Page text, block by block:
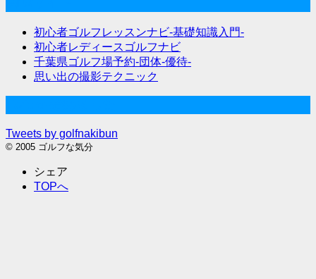
初心者ゴルフレッスンナビ-基礎知識入門-
初心者レディースゴルフナビ
千葉県ゴルフ場予約-団体-優待-
思い出の撮影テクニック
Tweets by golfnakibun
© 2005 ゴルフな気分
シェア
TOPへ